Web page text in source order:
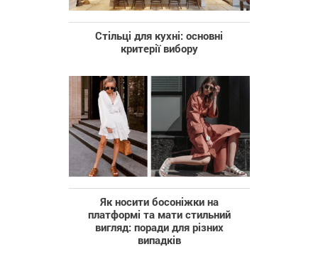
Стільці для кухні: основні
критерії вибору
Як носити босоніжки на
платформі та мати стильний
вигляд: поради для різних
випадків